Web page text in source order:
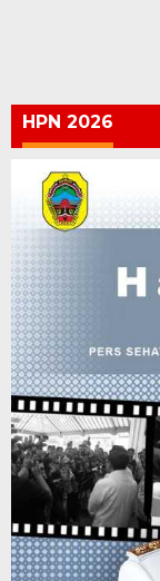
HPN 2026